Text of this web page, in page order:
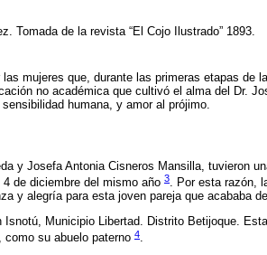
Tomada de la revista “El Cojo Ilustrado” 1893.
mujeres que, durante las primeras etapas de
no académica que cultivó el alma del Dr.
humana, y amor al prójimo.
y Josefa Antonia Cisneros Mansilla, tuvieron
de diciembre del mismo año 3
. Por esta razón,
y alegría para esta joven pareja que acababa
Municipio Libertad. Distrito Betijoque.
como su abuelo paterno 4.